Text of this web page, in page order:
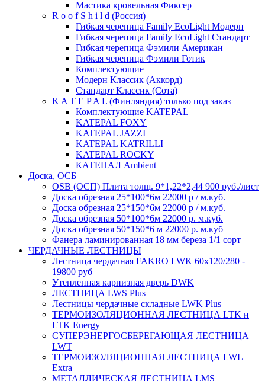
Мастика кровельная Фиксер
R o o f S h i l d (Россия)
Гибкая черепица Family ЕсоLight Модерн
Гибкая черепица Family ЕсоLight Стандарт
Гибкая черепица Фэмили Американ
Гибкая черепица Фэмили Готик
Комплектующие
Модерн Классик (Аккорд)
Стандарт Классик (Сота)
K A T E P A L (Финляндия) только под заказ
Комплектующие KATEPAL
KATEPAL FOXY
KATEPAL JAZZI
KATEPAL KATRILLI
KATEPAL ROCKY
КАТЕПАЛ Ambient
Доска, ОСБ
OSB (ОСП) Плита толщ. 9*1,22*2,44 900 руб./лист
Доска обрезная 25*100*6м 22000 р / м.куб.
Доска обрезная 25*150*6м 22000 р / м.куб.
Доска обрезная 50*100*6м 22000 р. м.куб.
Доска обрезная 50*150*6 м 22000 р. м.куб
Фанера ламинированная 18 мм береза 1/1 сорт
ЧЕРДАЧНЫЕ ЛЕСТНИЦЫ
Лестница чердачная FAKRO LWK 60х120/280 -
19800 руб
Утепленная карнизная дверь DWK
ЛЕСТНИЦА LWS Plus
Лестницы чердачные складные LWK Plus
ТЕРМОИЗОЛЯЦИОННАЯ ЛЕСТНИЦА LTK и
LTK Energy
СУПЕРЭНЕРГОСБЕРЕГАЮЩАЯ ЛЕСТНИЦА
LWT
ТЕРМОИЗОЛЯЦИОННАЯ ЛЕСТНИЦА LWL
Extra
МЕТАЛЛИЧЕСКАЯ ЛЕСТНИЦА LMS